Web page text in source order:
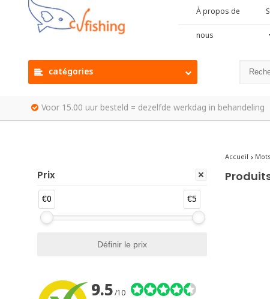
À propos de
nous
catégories
Voor 15.00 uur besteld = dezelfde werkdag in behandeling
Prix
€0 €5
9.5/10
Accueil